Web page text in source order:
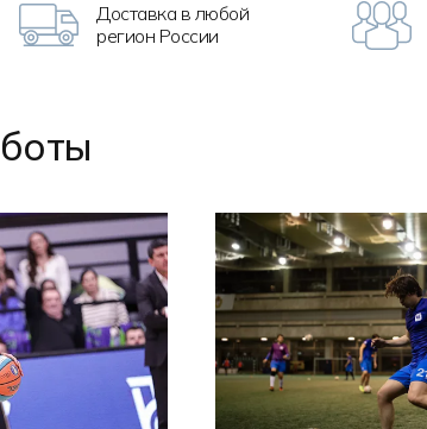
Доставка в любой
регион России